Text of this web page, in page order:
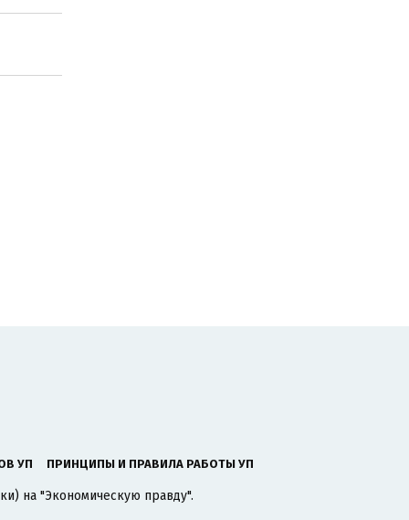
УП ПРИНЦИПЫ И ПРАВИЛА РАБОТЫ УП
на "Экономическую правду".